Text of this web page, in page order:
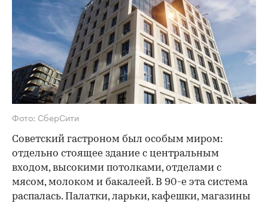
Фото: СберСити
Советский гастроном был особым миром:
отдельно стоящее здание с центральным
входом, высокими потолками, отделами с
мясом, молоком и бакалеей. В 90-е эта система
распалась. Палатки, ларьки, кафешки, магазины